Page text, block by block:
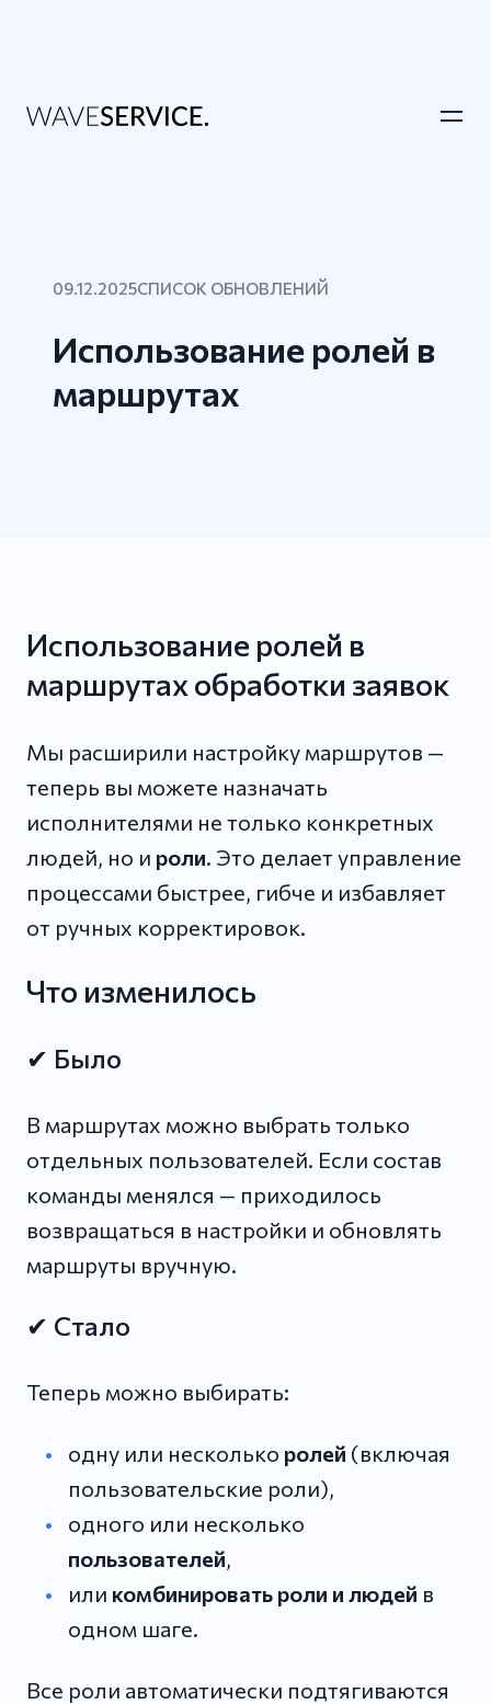
09.12.2025СПИСОК ОБНОВЛЕНИЙ
Использование ролей в
маршрутах
Использование ролей в
маршрутах обработки заявок
Мы расширили настройку маршрутов —
теперь вы можете назначать
исполнителями не только конкретных
людей, но и роли. Это делает управление
процессами быстрее, гибче и избавляет
от ручных корректировок.
Что изменилось
✔ Было
В маршрутах можно выбрать только
отдельных пользователей. Если состав
команды менялся — приходилось
возвращаться в настройки и обновлять
маршруты вручную.
✔ Стало
Теперь можно выбирать:
одну или несколько ролей (включая
пользовательские роли),
одного или несколько
пользователей,
или комбинировать роли и людей в
одном шаге.
Все роли автоматически подтягиваются